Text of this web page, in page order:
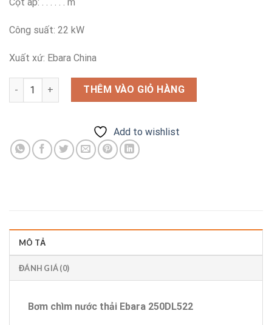
Công suất: 22 kW
Xuất xứ: Ebara China
Bơm chìm nước thải Ebara 250DL522 số lượng
THÊM VÀO GIỎ HÀNG
Add to wishlist
MÔ TẢ
ĐÁNH GIÁ (0)
Bơm chìm nước thải Ebara 250DL522